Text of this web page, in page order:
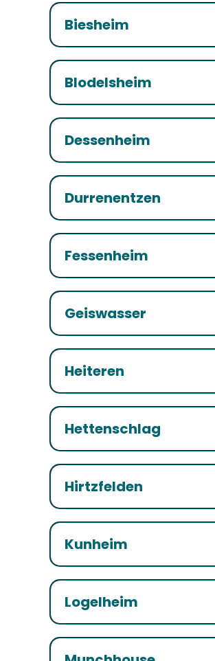
Biesheim
Blodelsheim
Dessenheim
Durrenentzen
Fessenheim
Geiswasser
Heiteren
Hettenschlag
Hirtzfelden
Kunheim
Logelheim